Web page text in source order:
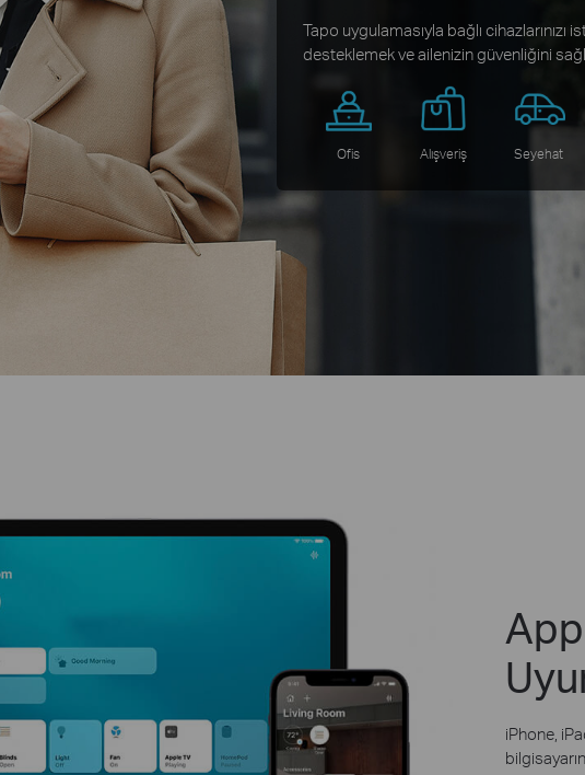
Tapo uygulamasıyla bağlı cihazlarınızı
desteklemek ve ailenizin güvenliğini
Ofis Alışveriş Seyehat
iPhone,